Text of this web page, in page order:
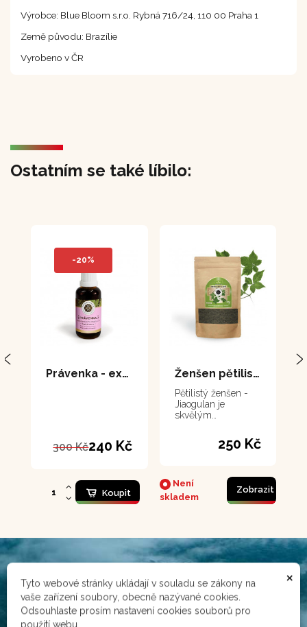
Výrobce: Blue Bloom s.r.o. Rybná 716/24, 110 00 Praha 1
Země původu: Brazílie
Vyrobeno v ČR
Ostatním se také líbilo:
-20%
Právenka - extrakt 50 ml
300 Kč240 Kč
Koupit
Ženšen pětilistý - Jiaogulan 60 g
Pětilistý ženšen -
Jiaogulan je
skvělým
vlastností lze
organizmu před
škodlivými vlivy.
250 Kč
Není
skladem
Zobrazit
×
Tyto webové stránky ukládají v souladu se zákony na
vaše zařízení soubory, obecně nazývané cookies.
Odsouhlaste prosím nastavení cookies souborů pro
použití webu.